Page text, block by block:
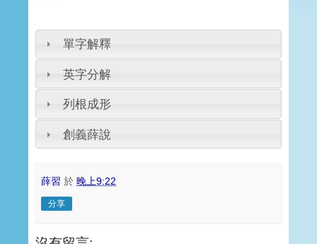
單字解釋
英字分解
列根成形
創義薛說
薛習 於 晚上9:22
分享